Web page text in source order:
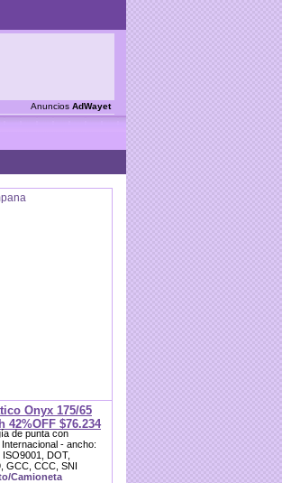
Anuncios AdWayet
Onyx 175/65
42%OFF $76.234
de punta con
- ancho:
ISO9001, DOT,
GCC, CCC, SNI
Camioneta